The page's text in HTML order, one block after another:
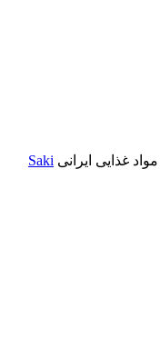
غذایی ایرانی Saki